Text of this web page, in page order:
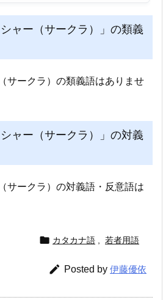
シャー（サークラ）」の類義
サークラ）の類義語はありませ
シャー（サークラ）」の対義
サークラ）の対義語・反意語は
 カタカナ語 若者用語
 Posted by 伊藤優依